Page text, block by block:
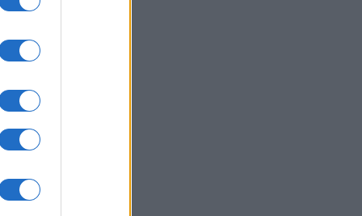
Siga-nos